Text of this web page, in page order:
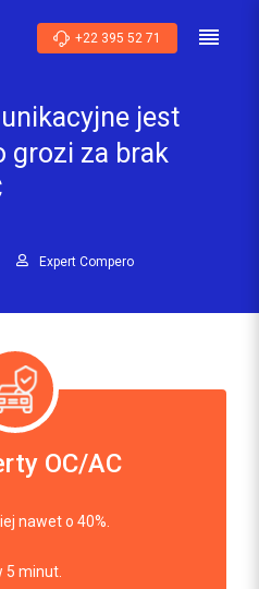
+22 395 52 71
jest
grozi za brak
Expert Compero
OC/AC
nawet o 40%.
5 minut.